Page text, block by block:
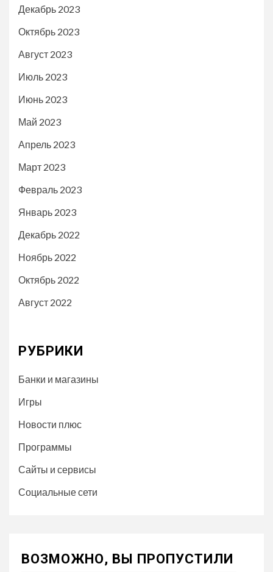
Декабрь 2023
Октябрь 2023
Август 2023
Июль 2023
Июнь 2023
Май 2023
Апрель 2023
Март 2023
Февраль 2023
Январь 2023
Декабрь 2022
Ноябрь 2022
Октябрь 2022
Август 2022
РУБРИКИ
Банки и магазины
Игры
Новости плюс
Программы
Сайты и сервисы
Социальные сети
ВОЗМОЖНО, ВЫ ПРОПУСТИЛИ